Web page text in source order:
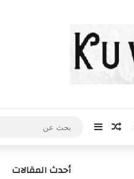
مقال عشوائي
إضافة عمود جانبي
أحدث المقالات